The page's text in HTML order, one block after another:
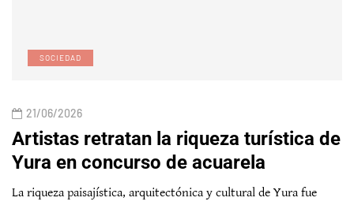
SOCIEDAD
21/06/2026
Artistas retratan la riqueza turística de
Yura en concurso de acuarela
La riqueza paisajística, arquitectónica y cultural de Yura fue